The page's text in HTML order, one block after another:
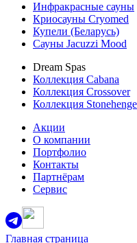
Инфракрасные сауны
Криосауны Cryomed
Купели (Беларусь)
Сауны Jacuzzi Mood
Dream Spas
Коллекция Cabana
Коллекция Crossover
Коллекция Stonehenge
Акции
О компании
Портфолио
Контакты
Партнёрам
Сервис
Главная страница